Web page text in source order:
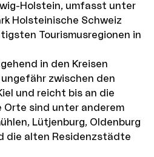
Holstein, umfasst unter
Holsteinische Schweiz
Tourismusregionen in
in den Kreisen
zwischen den
und reicht bis an die
Orte sind unter anderem
Lütjenburg, Oldenburg
die alten Residenzstädte